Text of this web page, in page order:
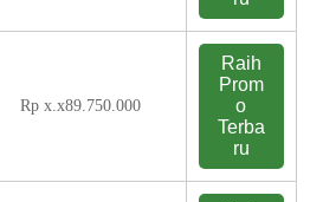
Rp x.x89.750.000
Raih
Prom
o
Terba
ru